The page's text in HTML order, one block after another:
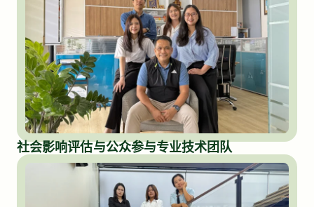
社会影响评估与公众参与专业技术团队